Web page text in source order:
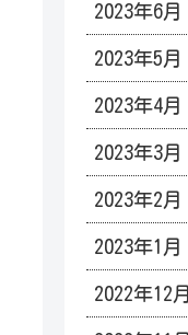
2023年6月
2023年5月
2023年4月
2023年3月
2023年2月
2023年1月
2022年12月